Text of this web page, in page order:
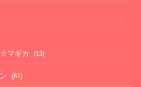
☆マギカ (13)
(61)